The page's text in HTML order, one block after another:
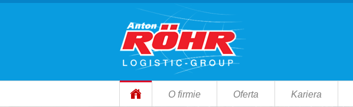
O firmie Oferta Kariera